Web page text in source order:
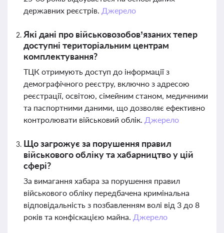
державних реєстрів. Джерело
Які дані про військовозобов’язаних тепер
доступні територіальним центрам
комплектування?
ТЦК отримують доступ до інформації з
демографічного реєстру, включно з адресою
реєстрації, освітою, сімейним станом, медичними
та паспортними даними, що дозволяє ефективно
контролювати військовий облік. Джерело
Що загрожує за порушення правил
військового обліку та хабарництво у цій
сфері?
За вимагання хабара за порушення правил
військового обліку передбачена кримінальна
відповідальність з позбавленням волі від 3 до 8
років та конфіскацією майна. Джерело